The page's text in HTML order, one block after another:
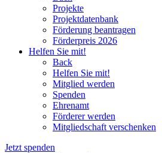
Projekte
Projektdatenbank
Förderung beantragen
Förderpreis 2026
Helfen Sie mit!
Back
Helfen Sie mit!
Mitglied werden
Spenden
Ehrenamt
Förderer werden
Mitgliedschaft verschenken
Jetzt spenden